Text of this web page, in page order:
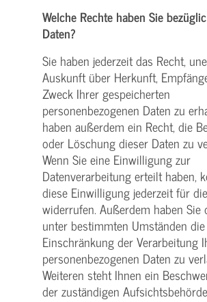
Welche Rechte haben Sie
Daten?
Sie haben jederzeit das Recht,
Auskunft über Herkunft,
Zweck Ihrer gespeicherten
personenbezogenen Daten zu
haben außerdem ein Recht, die
oder Löschung dieser Daten zu
Wenn Sie eine Einwilligung zur
Datenverarbeitung erteilt haben,
diese Einwilligung jederzeit für
widerrufen. Außerdem haben Sie
unter bestimmten Umständen die
Einschränkung der Verarbeitung
personenbezogenen Daten zu
Weiteren steht Ihnen ein
der zuständigen